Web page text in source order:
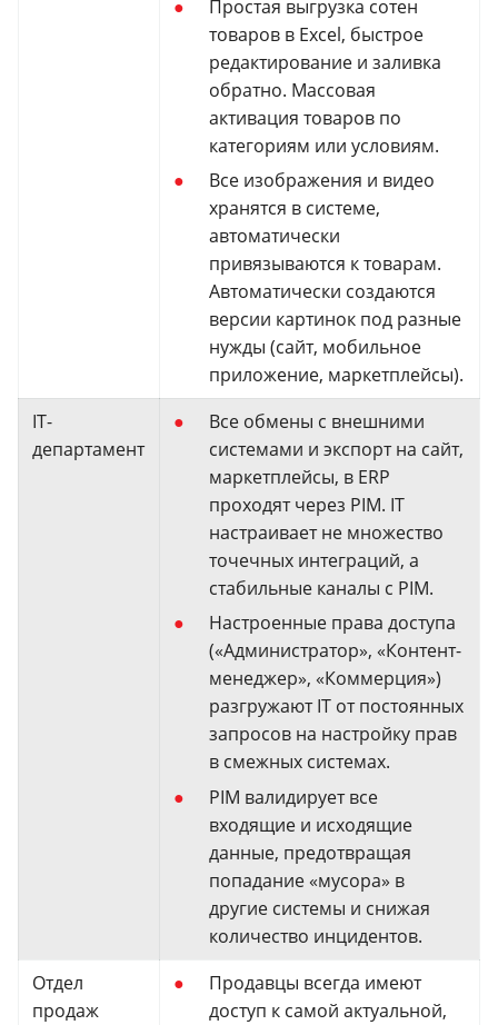
Простая выгрузка сотен
товаров в Excel, быстрое
редактирование и заливка
обратно. Массовая
активация товаров по
категориям или условиям.
Все изображения и видео
хранятся в системе,
автоматически
привязываются к товарам.
Автоматически создаются
версии картинок под разные
нужды (сайт, мобильное
приложение, маркетплейсы).
IT-
департамент
Все обмены с внешними
системами и экспорт на сайт,
маркетплейсы, в ERP
проходят через PIM. IT
настраивает не множество
точечных интеграций, а
стабильные каналы с PIM.
Настроенные права доступа
(«Администратор», «Контент-
менеджер», «Коммерция»)
разгружают IT от постоянных
запросов на настройку прав
в смежных системах.
PIM валидирует все
входящие и исходящие
данные, предотвращая
попадание «мусора» в
другие системы и снижая
количество инцидентов.
Отдел
продаж
Продавцы всегда имеют
доступ к самой актуальной,